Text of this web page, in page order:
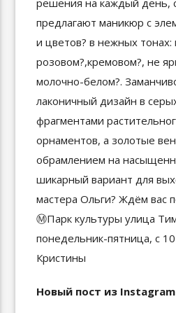
Новый пост из Instagram